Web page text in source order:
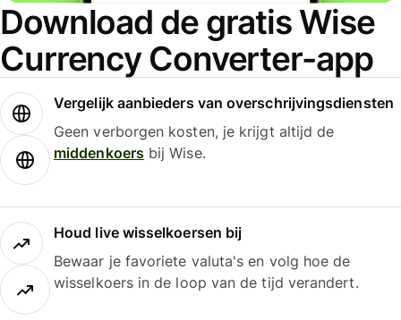
Download de gratis Wise
Currency Converter-app
Vergelijk aanbieders van overschrijvingsdiensten
Geen verborgen kosten, je krijgt altijd de
middenkoersbij Wise.
Houd live wisselkoersen bij
Bewaar je favoriete valuta's en volg hoe de
wisselkoers in de loop van de tijd verandert.